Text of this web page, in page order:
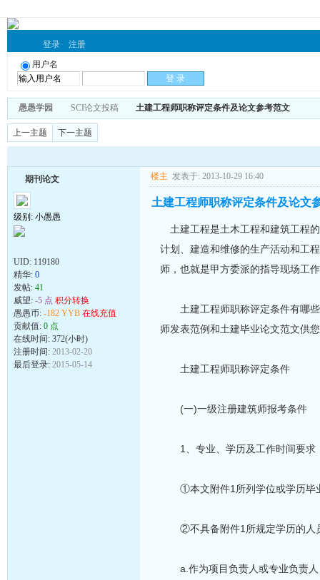
登录 注册
用户名
愚愚学园 SCI论文投稿 土建工程师职称评定条件及论文参考范文
上一主题 下一主题
期刊论文
级别: 小愚愚
UID: 119180
精华: 0
发帖: 41
威望: -5 点 积分转换
愚愚币: -182 YYB 在线充值
贡献值: 0 点
在线时间: 372(小时)
注册时间: 2013-02-20
最后登录: 2015-05-14
楼主 发表于: 2013-10-29 16:40
土建工程师职称评定条件及论文
土建工程是土木工程和建筑工程
计划、建造和维修的生产活动和工
师，也就是甲方委派的指导现场工
土建工程师职称评定条件有哪些
师发表范例和土建毕业论文范文供
土建工程师职称评定条件
(一)一级注册建筑师报考条件
1、专业、学历及工作时间要求
①本文附件1所列学位或学历毕
②不具备附件1所规定学历的人员
a.作为项目负责人或专业负责人